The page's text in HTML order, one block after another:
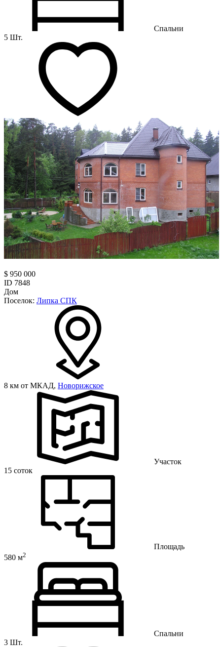
Спальни
5 Шт.
$ 950 000
ID 7848
Дом
Поселок: Липка СПК
8 км от МКАД, Новорижское
Участок
15 соток
Площадь
580 м2
Спальни
3 Шт.